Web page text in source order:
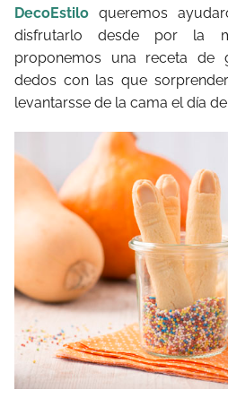
DecoEstilo queremos
disfrutarlo desde por la
proponemos una receta de
dedos con las que
levantarsse de la cama el día de